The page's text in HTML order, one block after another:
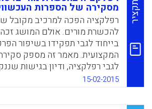
אינטראקציות מילוליות, פעולות
והתנסויות מתווכות (Swee-Kin Loke, 2015).
WhatsApp
Facebook
Email
X
תקציר מסקירה של הספרות
רפלקציה הפכה למרכיב מקובל
להכשרת מורים. אולם המושג
בייחוד לגבי תפקידו בשיפור
המקצועית. מאמר זה מספק
לגבי רפלקציה, ודיון בגישות
הקשר וזהות, נחשפו כבולטות
לגבי רפלקציה (Beauchamp, Catherine, 2015).
15-02-2015